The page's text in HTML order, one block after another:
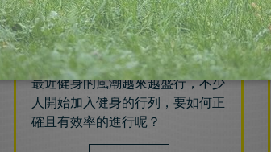
多運動就好？三大正確觀念打
造自信身材
2019/05/30 運動訓練
最近健身的風潮越來越盛行，不少
人開始加入健身的行列，要如何正
確且有效率的進行呢？